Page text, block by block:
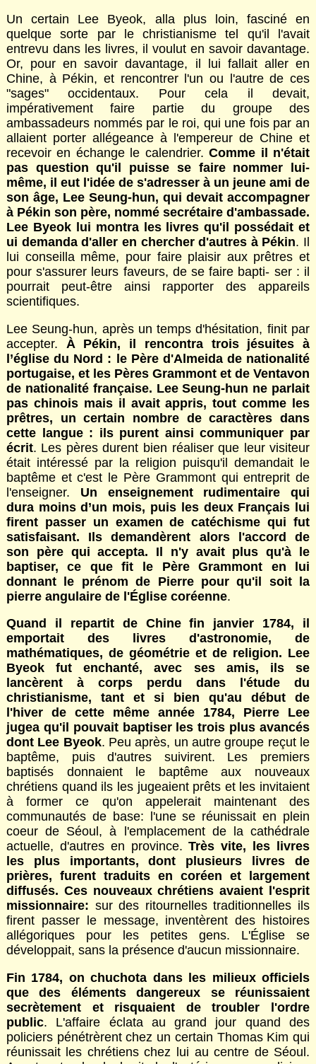
Un certain Lee Byeok, alla plus loin, fasciné en
quelque sorte par le christianisme tel qu'il l'avait
entrevu dans les livres, il voulut en savoir davantage.
Or, pour en savoir davantage, il lui fallait aller en
Chine, à Pékin, et rencontrer l'un ou l'autre de ces
"sages" occidentaux. Pour cela il devait,
impérativement faire partie du groupe des
ambassadeurs nommés par le roi, qui une fois par an
allaient porter allégeance à l'empereur de Chine et
recevoir en échange le calendrier.Comme il n'était
pas question qu'il puisse se faire nommer lui-
même, il eut l'idée de s'adresser à un jeune ami de
son âge, Lee Seung-hun, qui devait accompagner
à Pékin son père, nommé secrétaire d'ambassade.
Lee Byeok lui montra les livres qu'il possédait et
ui demanda d'aller en chercher d'autres à Pékin. Il
lui conseilla même, pour faire plaisir aux prêtres et
pour s'assurer leurs faveurs, de se faire bapti- ser : il
pourrait peut-être ainsi rapporter des appareils
scientifiques.
Lee Seung-hun, après un temps d'hésitation, finit par
accepter. À Pékin, il rencontra trois jésuites à
l’église du Nord : le Père d'Almeida de nationalité
portugaise, et les Pères Grammont et de Ventavon
de nationalité française. Lee Seung-hun ne parlait
pas chinois mais il avait appris, tout comme les
prêtres, un certain nombre de caractères dans
cette langue : ils purent ainsi communiquer par
écrit. Les pères durent bien réaliser que leur visiteur
était intéressé par la religion puisqu'il demandait le
baptême et c'est le Père Grammont qui entreprit de
l'enseigner. Un enseignement rudimentaire qui
dura moins d’un mois, puis les deux Français lui
firent passer un examen de catéchisme qui fut
satisfaisant. Ils demandèrent alors l'accord de
son père qui accepta. Il n'y avait plus qu'à le
baptiser, ce que fit le Père Grammont en lui
donnant le prénom de Pierre pour qu'il soit la
pierre angulaire de l'Église coréenne.
Quand il repartit de Chine fin janvier
1784, il
emportait des livres d'astronomie, de
mathématiques, de géométrie et de religion. Lee
Byeok fut enchanté, avec ses amis, ils se
lancèrent à corps perdu dans l'étude du
christianisme, tant et si bien qu'au début de
l'hiver de cette même année
1784, Pierre Lee
jugea qu'il pouvait baptiser les trois plus avancés
dont Lee Byeok. Peu après, un autre groupe reçut le
baptême, puis d'autres suivirent. Les premiers
baptisés donnaient le baptême aux nouveaux
chrétiens quand ils les jugeaient prêts et les invitaient
à former ce qu'on appelerait maintenant des
communautés de base: l'une se réunissait en plein
coeur de Séoul, à l'emplacement de la cathédrale
actuelle, d'autres en province.Très vite, les livres
les plus importants, dont plusieurs livres de
prières, furent traduits en coréen et largement
diffusés. Ces nouveaux chrétiens avaient l'esprit
missionnaire: sur des ritournelles traditionnelles ils
firent passer le message, inventèrent des histoires
allégoriques pour les petites gens. L'Église se
développait, sans la présence d'aucun missionnaire.
Fin 1784, on chuchota dans les milieux officiels
que des éléments dangereux se réunissaient
secrètement et risquaient de troubler l'ordre
public. L'affaire éclata au grand jour quand des
policiers pénétrèrent chez un certain Thomas Kim qui
réunissait les chrétiens chez lui au centre de Séoul.